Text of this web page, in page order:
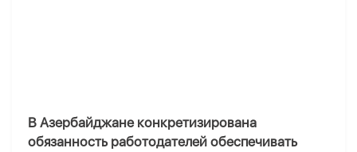
В Азербайджане конкретизирована
обязанность работодателей обеспечивать